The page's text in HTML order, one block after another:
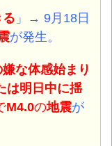
」→ 9月18日
が発生。
な体感始まり
は明日中に揺
M4.0の地震が